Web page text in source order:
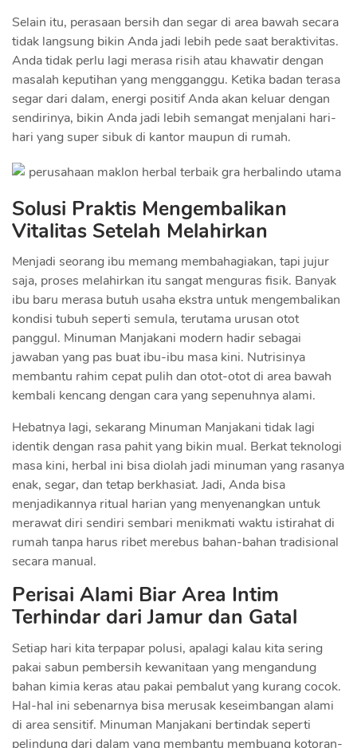
Selain itu, perasaan bersih dan segar di area bawah secara
tidak langsung bikin Anda jadi lebih pede saat beraktivitas.
Anda tidak perlu lagi merasa risih atau khawatir dengan
masalah keputihan yang mengganggu. Ketika badan terasa
segar dari dalam, energi positif Anda akan keluar dengan
sendirinya, bikin Anda jadi lebih semangat menjalani hari-
hari yang super sibuk di kantor maupun di rumah.
Solusi Praktis Mengembalikan
Vitalitas Setelah Melahirkan
Menjadi seorang ibu memang membahagiakan, tapi jujur
saja, proses melahirkan itu sangat menguras fisik. Banyak
ibu baru merasa butuh usaha ekstra untuk mengembalikan
kondisi tubuh seperti semula, terutama urusan otot
panggul. Minuman Manjakani modern hadir sebagai
jawaban yang pas buat ibu-ibu masa kini. Nutrisinya
membantu rahim cepat pulih dan otot-otot di area bawah
kembali kencang dengan cara yang sepenuhnya alami.
Hebatnya lagi, sekarang Minuman Manjakani tidak lagi
identik dengan rasa pahit yang bikin mual. Berkat teknologi
masa kini, herbal ini bisa diolah jadi minuman yang rasanya
enak, segar, dan tetap berkhasiat. Jadi, Anda bisa
menjadikannya ritual harian yang menyenangkan untuk
merawat diri sendiri sembari menikmati waktu istirahat di
rumah tanpa harus ribet merebus bahan-bahan tradisional
secara manual.
Perisai Alami Biar Area Intim
Terhindar dari Jamur dan Gatal
Setiap hari kita terpapar polusi, apalagi kalau kita sering
pakai sabun pembersih kewanitaan yang mengandung
bahan kimia keras atau pakai pembalut yang kurang cocok.
Hal-hal ini sebenarnya bisa merusak keseimbangan alami
di area sensitif. Minuman Manjakani bertindak seperti
pelindung dari dalam yang membantu membuang kotoran-